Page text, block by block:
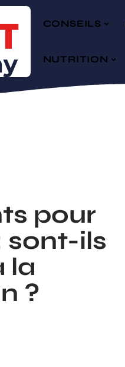
CONSEILS
NUTRITION
pour
sont-ils
la
?